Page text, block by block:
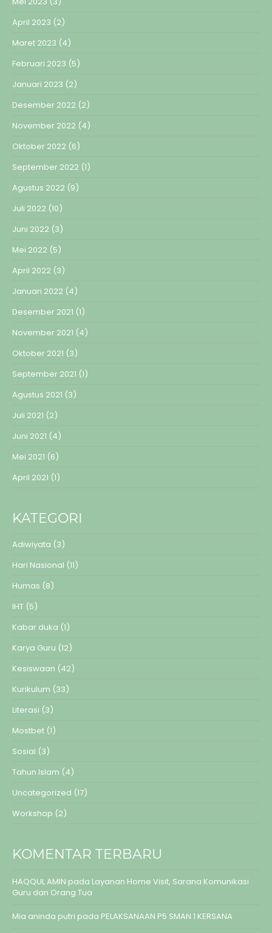
April 2023 (2)
Maret 2023 (4)
Februari 2023 (5)
Januari 2023 (2)
Desember 2022 (2)
November 2022 (4)
Oktober 2022 (6)
September 2022 (1)
Agustus 2022 (9)
Juli 2022 (10)
Juni 2022 (3)
Mei 2022 (5)
April 2022 (3)
Januari 2022 (4)
Desember 2021 (1)
November 2021 (4)
Oktober 2021 (3)
September 2021 (1)
Agustus 2021 (3)
Juli 2021 (2)
Juni 2021 (4)
Mei 2021 (6)
April 2021 (1)
KATEGORI
Adiwiyata (3)
Hari Nasional (11)
Humas (8)
IHT (5)
Kabar duka (1)
Karya Guru (12)
Kesiswaan (42)
Kurikulum (33)
Literasi (3)
Mostbet (1)
Sosial (3)
Tahun Islam (4)
Uncategorized (17)
Workshop (2)
KOMENTAR TERBARU
HAQQUL AMIN pada Layanan Home Visit, Sarana Komunikasi
Guru dan Orang Tua
Mia aninda putri pada PELAKSANAAN P5 SMAN 1 KERSANA